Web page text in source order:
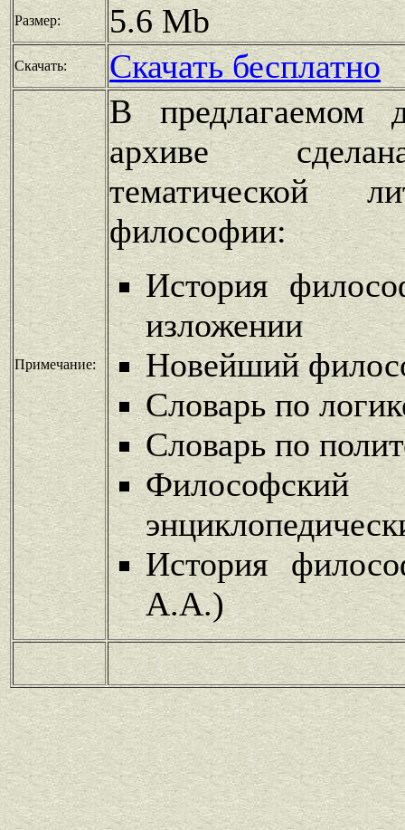
Размер: 5.6 Mb
Скачать: Скачать бесплатно
Примечание:
В предлагаемом
архиве
тематической
философии:
История
изложении
Новейший
Словарь по
Словарь по
Философский
История
А.А.)